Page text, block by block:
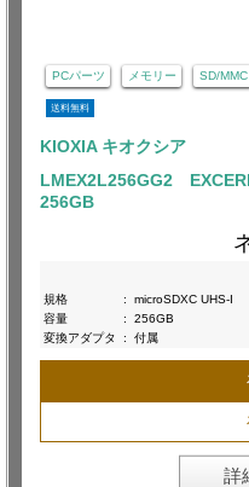
PCパーツ メモリー SD/MMC
送料無料
KIOXIA キオクシア
LMEX2L256GG2
256GB
規格
:
microSDXC UHS-I
容量
:
256GB
変換アダプタ
: 付属
詳